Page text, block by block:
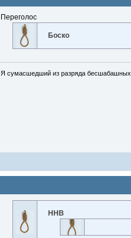
Переголос
Боско
Я сумасшедший из разряда бесшабашных.
ННВ